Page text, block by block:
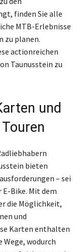
finden Sie alle
MTB-Erlebnisse
zu planen.
actionreichen
Taunusstein zu
und
bieten
– sei
E-Bike. Mit dem
die Möglichkeit,
und
Karten enthalten
wodurch